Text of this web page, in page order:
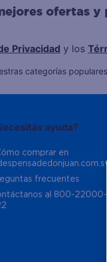
ofertas
Privacidad y los
categorías
ayuda?
comprar en
frecuentes
al 800-22000-